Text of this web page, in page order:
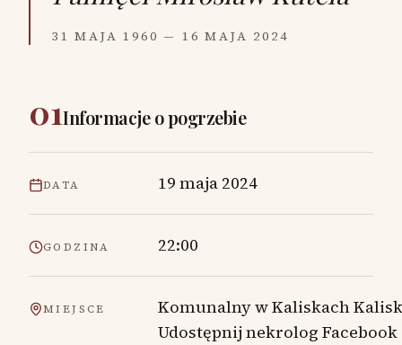
31 MAJA 1960 — 16 MAJA 2024
01Informacje o pogrzebie
DATA 19 maja 2024
GODZINA 22:00
MIEJSCE
Komunalny w Kaliskach
Udostępnij nekrolog Facebook